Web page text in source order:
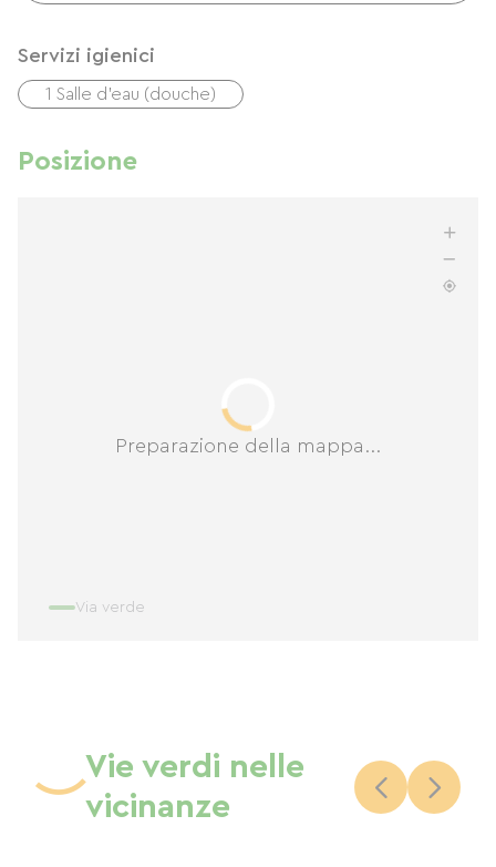
Servizi igienici
1 Salle d'eau (douche)
Posizione
Preparazione della mappa...
Via verde
Vie verdi nelle
vicinanze